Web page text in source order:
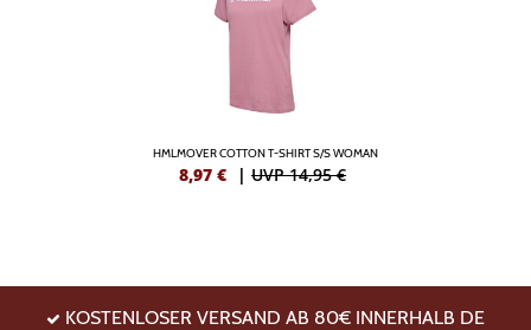
HMLMOVER COTTON T-SHIRT S/S WOMAN
8,97 € | UVP 14,95 €
KOSTENLOSER VERSAND AB 80€ INNERHALB DE